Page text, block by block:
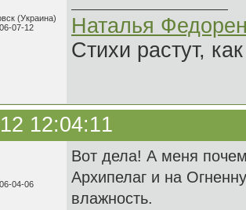
(Украина)
07-12
Наталья
Стихи растут,
12:04:11
04-06
Вот дела! А меня
Архипелаг и на
влажность.